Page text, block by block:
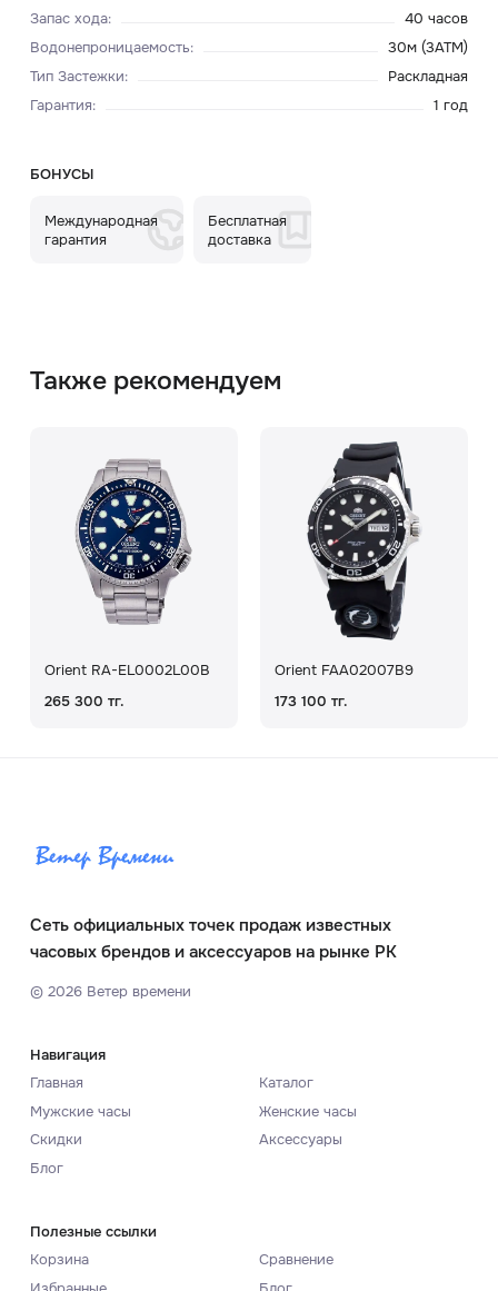
Запас хода:
40 часов
Водонепроницаемость:
30м (3ATM)
Тип Застежки:
Раскладная
Гарантия: 1 год
БОНУСЫ
Международная
гарантия
Бесплатная
доставка
Также рекомендуем
Orient RA-EL0002L00B
265 300 тг.
Orient FAA02007B9
173 100 тг.
Сеть официальных точек продаж известных
часовых брендов и аксессуаров на рынке РК
© 2026Ветер времени
Навигация
Главная
Каталог
Мужские часы
Женские часы
Скидки
Аксессуары
Блог
Полезные ссылки
Корзина
Сравнение